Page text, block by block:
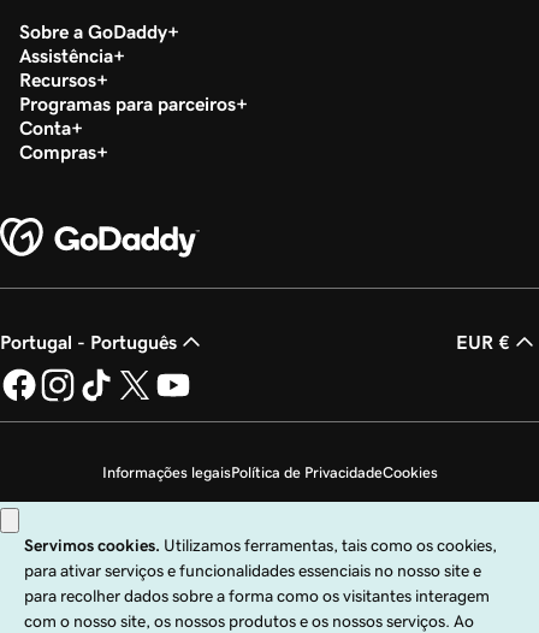
Sobre a GoDaddy
Assistência
Recursos
Programas para parceiros
Conta
Compras
Portugal - Português EUR €
Informações legaisPolítica de PrivacidadeCookies
Copyright © 1999 – 2026 GoDaddy Operating Company, LLC. Todos os direitos
reservados. A marca nominativa GoDaddy é uma marca comercial registada da
GoDaddy Operating Company, LLC nos EUA e noutros países. O logótipo "GO"